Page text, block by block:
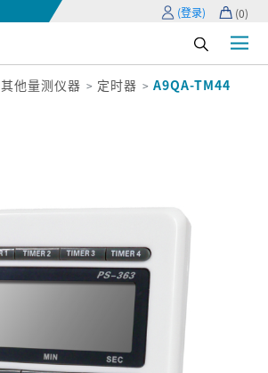
(登录) (0)
其他量测仪器 定时器 A9QA-TM44